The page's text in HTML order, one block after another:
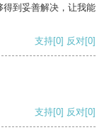
到妥善解决，让我能
支持[0] 反对[0]
支持[0] 反对[0]